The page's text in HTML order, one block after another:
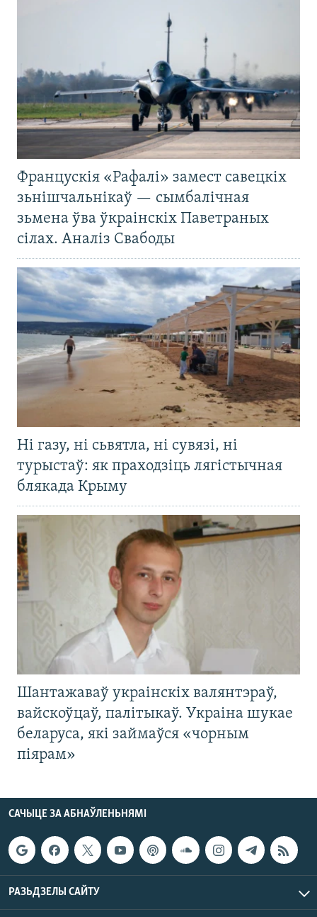
Францускія «Рафалі» замест савецкіх
зьнішчальнікаў — сымбалічная
зьмена ўва ўкраінскіх Паветраных
сілах. Аналіз Свабоды
Ні газу, ні сьвятла, ні сувязі, ні
турыстаў: як праходзіць лягістычная
блякада Крыму
Шантажаваў украінскіх валянтэраў,
вайскоўцаў, палітыкаў. Украіна шукае
беларуса, які займаўся «чорным
піярам»
САЧЫЦЕ ЗА АБНАЎЛЕНЬНЯМІ
РАЗЬДЗЕЛЫ САЙТУ